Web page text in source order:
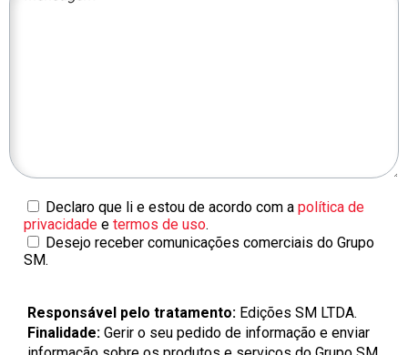
Declaro que li e estou de acordo com a política de
privacidade e termos de uso.
Desejo receber comunicações comerciais do Grupo
SM.
Responsável pelo tratamento: Edições SM LTDA.
Finalidade: Gerir o seu pedido de informação e enviar